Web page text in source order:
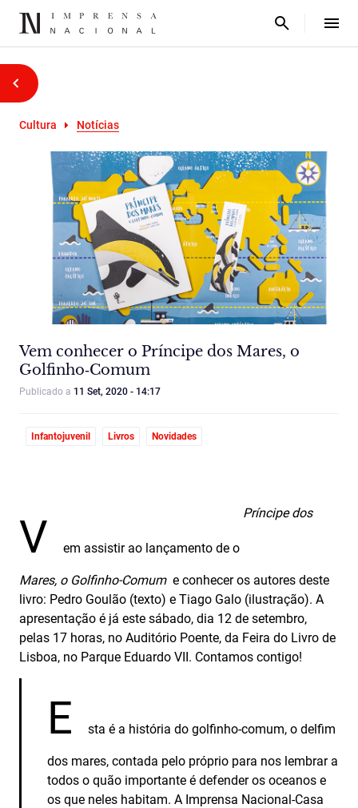
Cultura Notícias
Vem conhecer o Príncipe dos Mares, o
Golfinho‑Comum
Publicado a 11 Set, 2020 - 14:17
Infantojuvenil Livros Novidades
V em assistir ao lançamento de o
Príncipe dos
Mares, o Golfinho-Comum e conhecer os autores deste
livro: Pedro Goulão (texto) e Tiago Galo (ilustração). A
apresentação é já este sábado, dia 12 de setembro,
pelas 17 horas, no Auditório Poente, da Feira do Livro de
Lisboa, no Parque Eduardo VII. Contamos contigo!
E sta é a história do golfinho-comum, o delfim
dos mares, contada pelo próprio para nos lembrar a
todos o quão importante é defender os oceanos e
os que neles habitam. A Imprensa Nacional-Casa